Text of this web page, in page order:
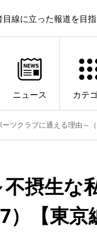
線に立った報道を目指
ニュース カテ
ツクラブに通える理由～（
摂生な
【東京